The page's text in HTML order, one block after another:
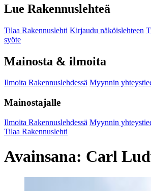
Lue Rakennuslehteä
Tilaa Rakennuslehti Kirjaudu näköislehteen
syöte
Mainosta & ilmoita
Ilmoita Rakennuslehdessä Myynnin
Mainostajalle
Ilmoita Rakennuslehdessä Myynnin
Tilaa Rakennuslehti
Avainsana: Carl